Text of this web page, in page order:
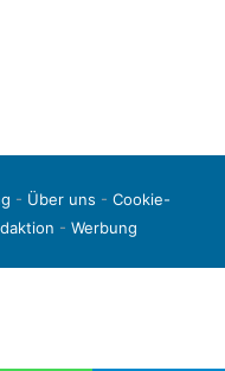
- Über uns - Cookie-
- Werbung